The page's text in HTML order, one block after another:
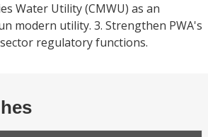
Water Utility (CMWU) as an
modern utility. 3. Strengthen PWA's
regulatory functions.